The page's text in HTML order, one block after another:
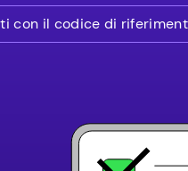
con il codice di